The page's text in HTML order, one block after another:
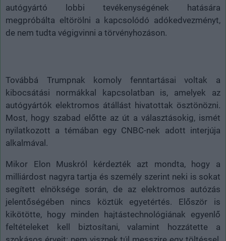
autógyártó lobbi tevékenységének hatására
megpróbálta eltörölni a kapcsolódó adókedvezményt,
de nem tudta végigvinni a törvényhozáson.
Továbbá Trumpnak komoly fenntartásai voltak a
kibocsátási normákkal kapcsolatban is, amelyek az
autógyártók elektromos átállást hivatottak ösztönözni.
Most, hogy szabad előtte az út a választásokig, ismét
nyilatkozott a témában egy CNBC-nek adott interjúja
alkalmával.
Mikor Elon Muskról kérdezték azt mondta, hogy a
milliárdost nagyra tartja és személy szerint neki is sokat
segített elnöksége során, de az elektromos autózás
jelentőségében nincs köztük egyetértés. Először is
kikötötte, hogy minden hajtástechnológiának egyenlő
feltételeket kell biztosítani, valamint hozzátette a